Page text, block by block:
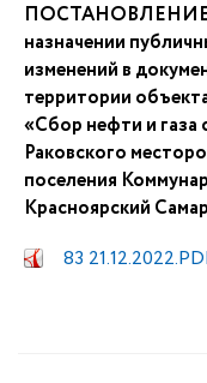
ПОСТАНОВЛЕНИЕ
назначении
изменений в
территории
«Сбор нефти и газа
Раковского
поселения
Красноярский
83